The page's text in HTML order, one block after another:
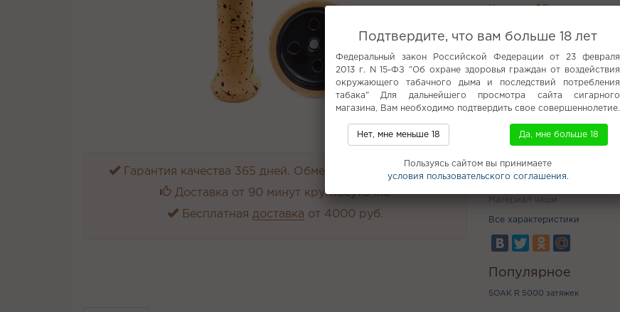
Гарантия качества 365 дней. Обмен и возврат 14 дней.
Доставка от 90 минут круглосуточно
Бесплатная доставка от 4000 руб.
Наличие: В наличии
Купить
Сравнить
Характеристики
Производитель
Анализ неснижайка ошиша
Материал чаши
Все характеристики
Популярное
SOAK R 5000 затяжек
Подтвердите, что вам больше 18 лет
Федеральный закон Российской Федерации от 23 февраля
2013 г. N 15-ФЗ "Об охране здоровья граждан от воздействия
окружающего табачного дыма и последствий потребления
табака" Для дальнейшего просмотра сайта сигарного
магазина, Вам необходимо подтвердить свое совершеннолетие.
Нет, мне меньше 18 Да, мне больше 18
Пользуясь сайтом вы принимаете
условия пользовательского соглашения.